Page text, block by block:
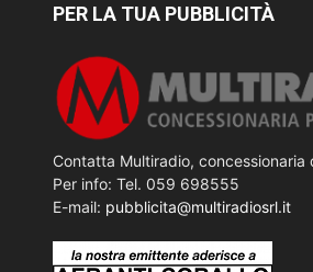
PER LA TUA PUBBLICITÀ
Contatta Multiradio, concessionaria
Per info: Tel. 059 698555
E-mail: pubblicita@multiradiosrl.it